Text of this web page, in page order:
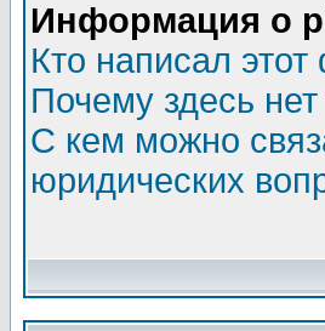
Информация о
Кто написал
Почему здесь
С кем можно
юридических